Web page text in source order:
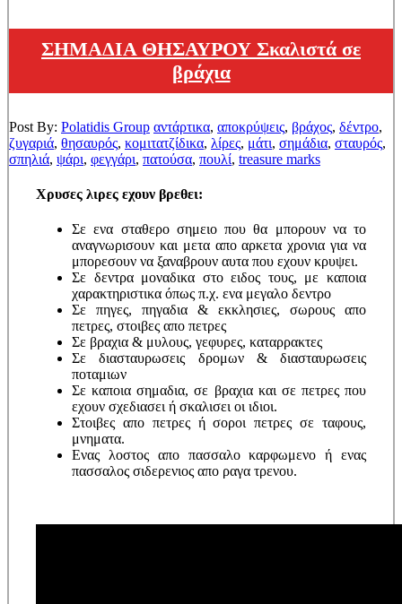
ΣΗΜΑΔΙΑ ΘΗΣΑΥΡΟΥ Σκαλιστά σε
βράχια
Post By: Polatidis Group αντάρτικα, αποκρύψεις, βράχος, δέντρο,
ζυγαριά, θησαυρός, κομιτατζίδικα, λίρες, μάτι, σημάδια, σταυρός,
σπηλιά, ψάρι, φεγγάρι, πατούσα, πουλί, treasure marks
Χρυσες λιρες εχουν βρεθει:
Σε ενα σταθερο σημειο που θα μπορουν να το
αναγνωρισουν και μετα απο αρκετα χρονια για να
μπορεσουν να ξαναβρουν αυτα που εχουν κρυψει.
Σε δεντρα μοναδικα στο ειδος τους, με καποια
χαρακτηριστικα όπως π.χ. ενα μεγαλο δεντρο
Σε πηγες, πηγαδια & εκκλησιες, σωρους απο
πετρες, στοιβες απο πετρες
Σε βραχια & μυλους, γεφυρες, καταρρακτες
Σε διασταυρωσεις δρομων & διασταυρωσεις
ποταμιων
Σε καποια σημαδια, σε βραχια και σε πετρες που
εχουν σχεδιασει ή σκαλισει οι ιδιοι.
Στοιβες απο πετρες ή σοροι πετρες σε ταφους,
μνηματα.
Ενας λοστος απο πασσαλο καρφωμενο ή ενας
πασσαλος σιδερενιος απο ραγα τρενου.